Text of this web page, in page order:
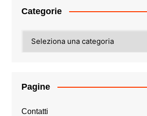
Categorie
Pagine
Contatti